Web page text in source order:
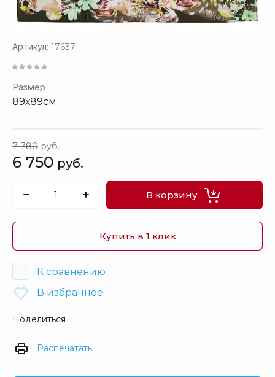
Артикул: 17637
Размер
89х89см
7 780 руб.
6 750 руб.
В корзину
Купить в 1 клик
К сравнению
В избранное
Поделиться
Распечатать